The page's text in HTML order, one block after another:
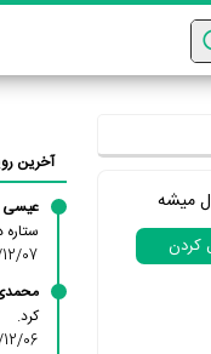
میشه
کردن
آخرین
عیسی
ستاره
07
کرد.
06